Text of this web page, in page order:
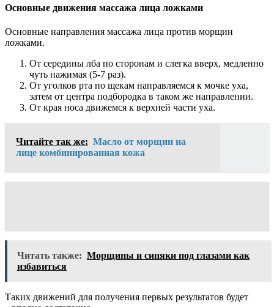
Основные движения массажа лица ложками
Основные направления массажа лица против морщин
ложками.
От середины лба по сторонам и слегка вверх, медленно
чуть нажимая (5-7 раз).
От уголков рта по щекам направляемся к мочке уха,
затем от центра подбородка в таком же направлении.
От края носа движемся к верхней части уха.
Читайте так же: Масло от морщин на
лице комбинированная кожа
Читать также: Морщины и синяки под глазами как
избавиться
Таких движений для получения первых результатов будет